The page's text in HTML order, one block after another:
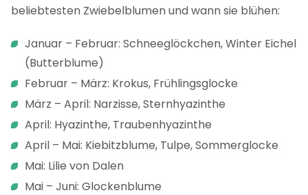
beliebtesten Zwiebelblumen und wann sie blühen:
Januar – Februar: Schneeglöckchen, Winter Eichel
(Butterblume)
Februar – März: Krokus, Frühlingsglocke
März – April: Narzisse, Sternhyazinthe
April: Hyazinthe, Traubenhyazinthe
April – Mai: Kiebitzblume, Tulpe, Sommerglocke
Mai: Lilie von Dalen
Mai – Juni: Glockenblume